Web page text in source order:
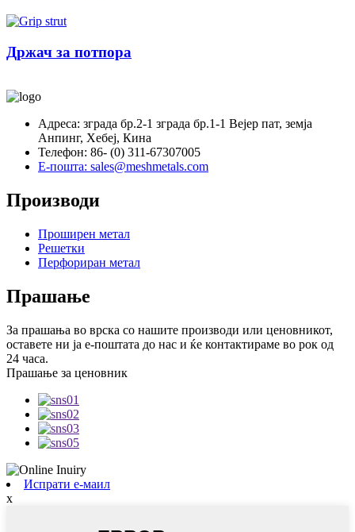
Држач за потпора
Адреса: зграда бр.2-1 зграда бр.1-1 Вејер пат, земја
Анпинг, Хебеј, Кина
Телефон: 86- (0) 311-67307005
Е-пошта: sales@meshmetals.com
Производи
Проширен метал
Решетки
Перфориран метал
Прашање
За прашања во врска со нашите производи или ценовникот,
оставете ни ја е-поштата до нас и ќе контактираме во рок од
24 часа.
Прашање за ценовник
Испрати е-маил
x